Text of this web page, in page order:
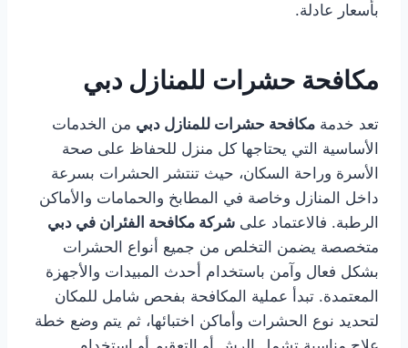
بأسعار عادلة.
مكافحة حشرات للمنازل دبي
تعد خدمة مكافحة حشرات للمنازل دبي من الخدمات
الأساسية التي يحتاجها كل منزل للحفاظ على صحة
الأسرة وراحة السكان، حيث تنتشر الحشرات بسرعة
داخل المنازل وخاصة في المطابخ والحمامات والأماكن
الرطبة. فالاعتماد على شركة مكافحة الفئران في دبي
متخصصة يضمن التخلص من جميع أنواع الحشرات
بشكل فعال وآمن باستخدام أحدث المبيدات والأجهزة
المعتمدة. تبدأ عملية المكافحة بفحص شامل للمكان
لتحديد نوع الحشرات وأماكن اختبائها، ثم يتم وضع خطة